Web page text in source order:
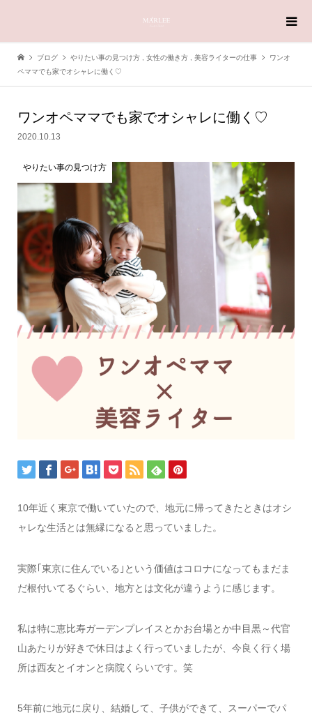
ブログ やりたい事の見つけ方 女性の働き方 美容ライターの仕事
ワンオ
ペママでも家でオシャレに働く♡
ワンオペママでも家でオシャレに働く♡
2020.10.13
やりたい事の見つけ方
10年近く東京で働いていたので、地元に帰ってきたときはオシ
ャレな生活とは無縁になると思っていました。
実際｢東京に住んでいる｣という価値はコロナになってもまだま
だ根付いてるぐらい、地方とは文化が違うように感じます。
私は特に恵比寿ガーデンプレイスとかお台場とか中目黒～代官
山あたりが好きで休日はよく行っていましたが、今良く行く場
所は西友とイオンと病院くらいです。笑
5年前に地元に戻り、結婚して、子供ができて、スーパーでパ